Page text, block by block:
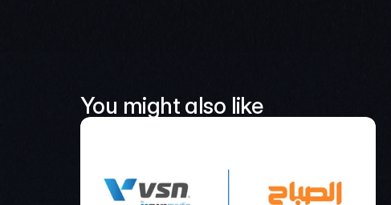
You might also like